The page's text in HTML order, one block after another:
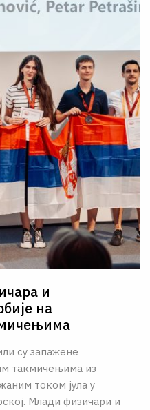
и
на
су запажене
такмичењима из
током јула у
Млади физичари и